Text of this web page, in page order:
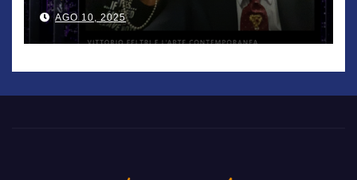
De Chirico. Cattelan? Un
genio”
AGO 10, 2025